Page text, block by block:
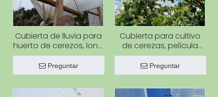
Cubierta de lluvia para
huerto de cerezos, lona
de PE, cubierta de tela
tejida para protección
de cerezos
Preguntar
Cubierta para cultivo
de cerezas, película
plástica transparente,
lonas impermeables de
plástico transparente
Preguntar